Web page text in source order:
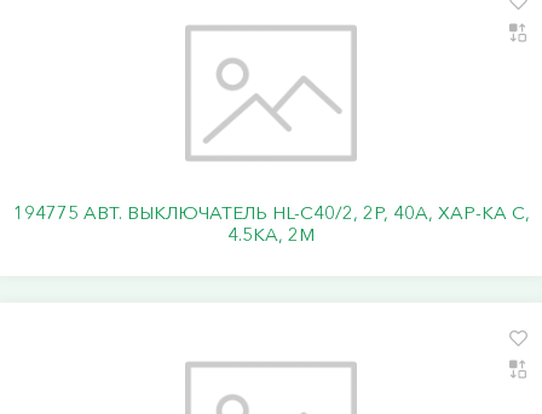
194775 АВТ. ВЫКЛЮЧАТЕЛЬ HL-C40/2, 2P, 40A, ХАР-КА C,
4.5KA, 2M